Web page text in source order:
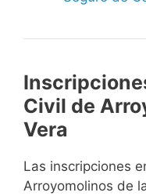
Civil de
Vera
Las inscripciones
Arroyomolinos de